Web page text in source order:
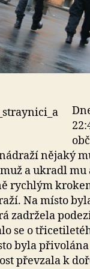
nějaký
a ukradl mu
rychlým
Na místo
zadržela
se o
byla přivolána
převzala k